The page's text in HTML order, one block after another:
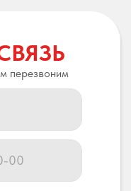
перезвоним